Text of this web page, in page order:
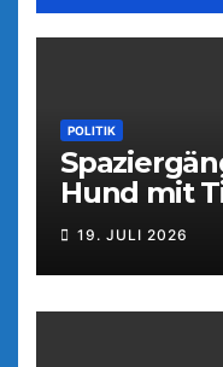
POLITIK
Hund mit
19. JULI 2026